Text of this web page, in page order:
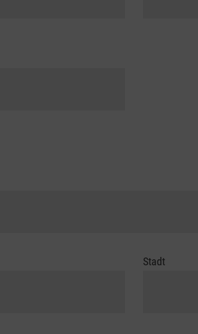
Stadt